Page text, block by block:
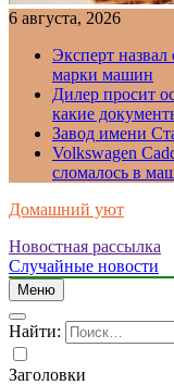
6 августа, 2026
Эксперт
марки машин
Дилер просит
какие
Завод имени
Volkswagen
сломалось в
Домашний уют
Новостная рассылка
Случайные новости
Меню
Найти:
Заголовки